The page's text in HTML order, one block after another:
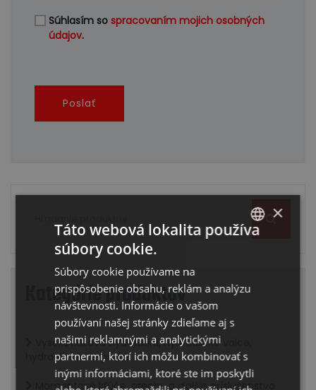
Súhlasím so spracovaním mojich osobných
údajov.
Poslať
Kategórie produktov
Vysokotlaková hydraulika, hydraulické valce,
hydraulické čerpadlá...
Momentové kľúče, orechy a ďalšie príslušenstvo
×
Táto webová lokalita používa
súbory cookie.
Súbory cookie používame na
prispôsobenie obsahu, reklám a analýzu
návštevnosti. Informácie o vašom
používaní našej stránky zdieľame aj s
našimi reklamnými a analytickými
partnermi, ktorí ich môžu kombinovať s
inými informáciami, ktoré ste im poskytli